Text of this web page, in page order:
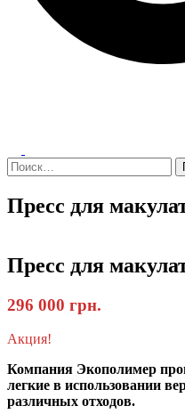
меню
Найти:
Пресс для
Пресс для
296 000 грн.
Акция!
Компания Экополимер
легкие в использовании
различных отходов.